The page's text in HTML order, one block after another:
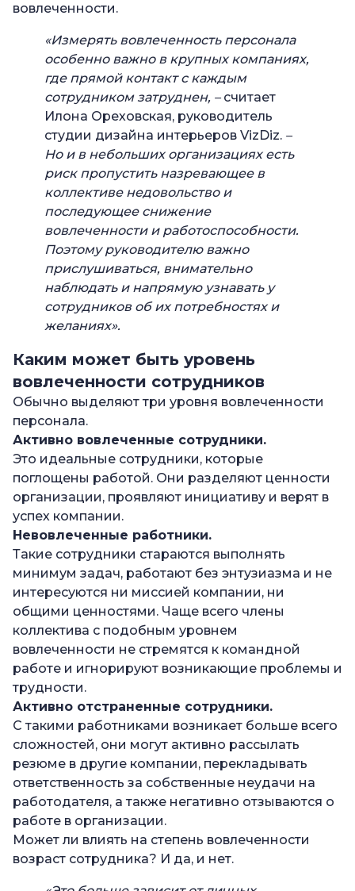
вовлеченности.
«Измерять вовлеченность персонала
особенно важно в крупных компаниях,
где прямой контакт с каждым
сотрудником затруднен, –считает
Илона Ореховская, руководитель
студии дизайна интерьеров VizDiz. –
Но и в небольших организациях есть
риск пропустить назревающее в
коллективе недовольство и
последующее снижение
вовлеченности и работоспособности.
Поэтому руководителю важно
прислушиваться, внимательно
наблюдать и напрямую узнавать у
сотрудников об их потребностях и
желаниях».
Каким может быть уровень
вовлеченности сотрудников
Обычно выделяют три уровня вовлеченности
персонала.
Активно вовлеченные сотрудники.
Это идеальные сотрудники, которые
поглощены работой. Они разделяют ценности
организации, проявляют инициативу и верят в
успех компании.
Невовлеченные работники.
Такие сотрудники стараются выполнять
минимум задач, работают без энтузиазма и не
интересуются ни миссией компании, ни
общими ценностями. Чаще всего члены
коллектива с подобным уровнем
вовлеченности не стремятся к командной
работе и игнорируют возникающие проблемы и
трудности.
Активно отстраненные сотрудники.
С такими работниками возникает больше всего
сложностей, они могут активно рассылать
резюме в другие компании, перекладывать
ответственность за собственные неудачи на
работодателя, а также негативно отзываются о
работе в организации.
Может ли влиять на степень вовлеченности
возраст сотрудника? И да, и нет.